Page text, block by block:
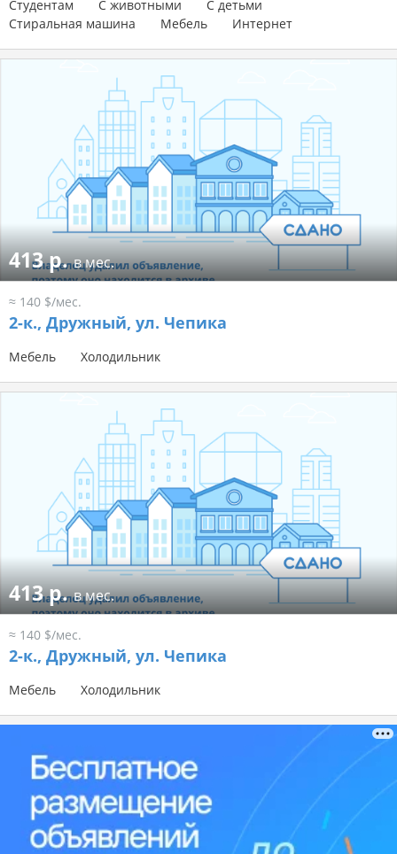
Студентам С животными
С детьми
Стиральная машина
Мебель Интернет
413 р.в мес.
≈ 140 $/мес.
2-к., Дружный, ул. Чепика
Мебель Холодильник
413 р.в мес.
≈ 140 $/мес.
2-к., Дружный, ул. Чепика
Мебель Холодильник